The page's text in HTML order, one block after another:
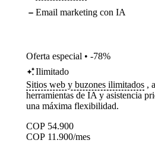
Email marketing con IA
Oferta especial • -78%
Ilimitado
Sitios web y buzones ilimitados ,
herramientas de IA y asistencia
una máxima flexibilidad.
COP 54.900
COP 11.900/mes